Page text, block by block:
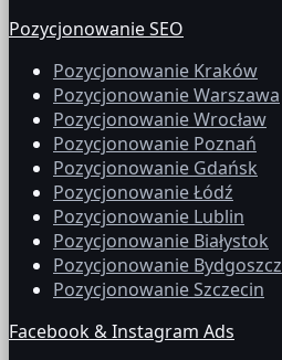
Pozycjonowanie SEO
Pozycjonowanie Kraków
Pozycjonowanie Warszawa
Pozycjonowanie Wrocław
Pozycjonowanie Poznań
Pozycjonowanie Gdańsk
Pozycjonowanie Łódź
Pozycjonowanie Lublin
Pozycjonowanie Białystok
Pozycjonowanie Bydgoszcz
Pozycjonowanie Szczecin
Facebook & Instagram Ads